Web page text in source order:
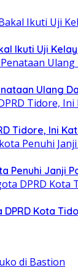
Ikuti Uji
Ulang
Tidore, Ini
Penuhi Janji
DPRD Kota